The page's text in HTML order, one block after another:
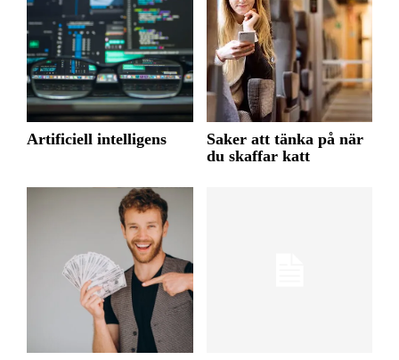
Artificiell intelligens
Saker att tänka på när
du skaffar katt